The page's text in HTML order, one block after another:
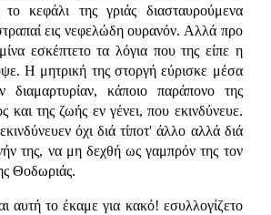
το κεφάλι της γριάς διασταυρούμενα
εις νεφελώδη ουρανόν. Αλλά προ
εσκέπτετο τα λόγια που της είπε η
Η μητρική της στοργή εύρισκε μέσα
διαμαρτυρίαν, κάποιο παράπονο της
και της ζωής εν γένει, που εκινδύνευε.
όχι διά τίποτ' άλλο αλλά διά
της, να μη δεχθή ως γαμπρόν της τον
Θοδωριάς.
αυτή το έκαμε για κακό! εσυλλογίζετο